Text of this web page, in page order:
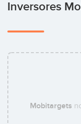
Inversores
Mobitargets